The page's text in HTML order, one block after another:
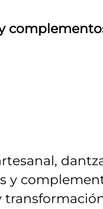
y